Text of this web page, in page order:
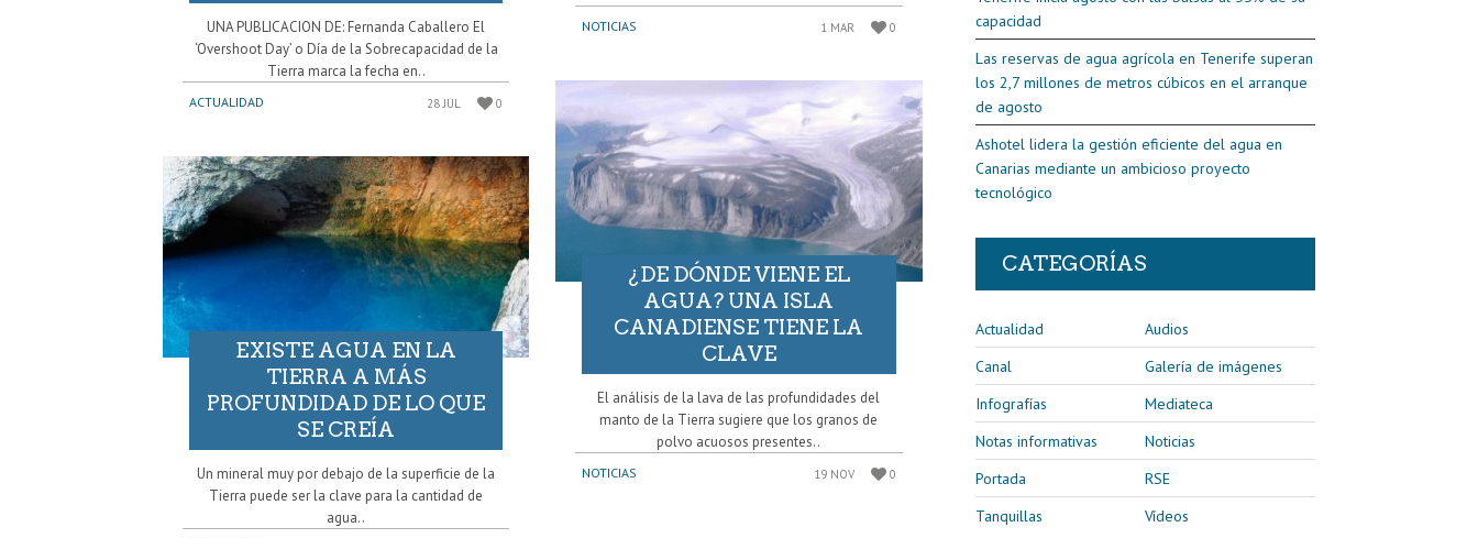
UNA PUBLICACION DE: Fernanda Caballero El
‘Overshoot Day’ o Día de la Sobrecapacidad de la
Tierra marca la fecha en..
ACTUALIDAD 28 JUL 0
EXISTE AGUA EN LA
TIERRA A MÁS
PROFUNDIDAD DE LO QUE
SE CREÍA
Un mineral muy por debajo de la superficie de la
Tierra puede ser la clave para la cantidad de
agua..
NOTICIAS 1 MAR 0
¿DE DÓNDE VIENE EL
AGUA? UNA ISLA
CANADIENSE TIENE LA
CLAVE
El análisis de la lava de las profundidades del
manto de la Tierra sugiere que los granos de
polvo acuosos presentes..
NOTICIAS 19 NOV 0
capacidad
Las reservas de agua agrícola en Tenerife superan
los 2,7 millones de metros cúbicos en el arranque
de agosto
Ashotel lidera la gestión eficiente del agua en
Canarias mediante un ambicioso proyecto
tecnológico
CATEGORÍAS
Actualidad
Audios
Canal
Galería de imágenes
Infografías
Mediateca
Notas informativas
Noticias
Portada
RSE
Tanquillas
Vídeos